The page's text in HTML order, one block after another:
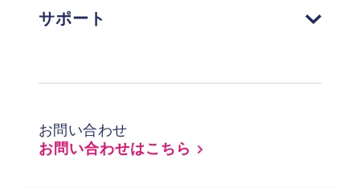
サポート
お問い合わせ
お問い合わせはこちら